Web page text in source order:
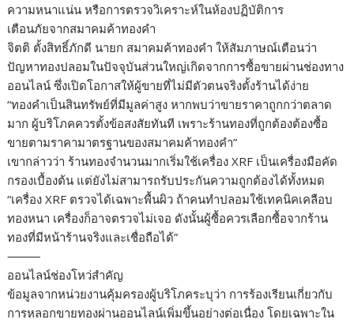
ความหนาแน่น หรือการตรวจวิเคราะห์ในห้องปฏิบัติการ
เตือนภัยจากสมาคมค้าทองคำ
จิตติ ตั้งสิทธิ์ภักดี นายก สมาคมค้าทองคำ ให้สัมภาษณ์เตือนว่า
ปัญหาทองปลอมในปัจจุบันส่วนใหญ่เกิดจากการซื้อขายผ่านช่องทาง
ออนไลน์ ซึ่งเปิดโอกาสให้ผู้ขายที่ไม่มีตัวตนจริงตั้งร้านได้ง่าย
“ทองคำเป็นสินทรัพย์ที่มีมูลค่าสูง หากพบว่าขายราคาถูกกว่าตลาด
มาก ผู้บริโภคควรตั้งข้อสงสัยทันที เพราะร้านทองที่ถูกต้องต้องซื้อ
ขายตามราคามาตรฐานของสมาคมค้าทองคำ”
เขากล่าวว่า ร้านทองจำนวนมากเริ่มใช้เครื่อง XRF เป็นเครื่องมือคัด
กรองเบื้องต้น แต่ยังไม่สามารถรับประกันความถูกต้องได้ทั้งหมด
“เครื่อง XRF ตรวจได้เฉพาะพื้นผิว ถ้าคนทำปลอมใช้เทคนิคเคลือบ
ทองหนา เครื่องก็อาจตรวจไม่เจอ ดังนั้นผู้ซื้อควรเลือกซื้อจากร้าน
ทองที่มีหน้าร้านจริงและเชื่อถือได้”
⸻
ออนไลน์ช่องโหว่สำคัญ
ข้อมูลจากหน่วยงานคุ้มครองผู้บริโภคระบุว่า การร้องเรียนเกี่ยวกับ
การหลอกขายทองผ่านออนไลน์เพิ่มขึ้นอย่างต่อเนื่อง โดยเฉพาะใน